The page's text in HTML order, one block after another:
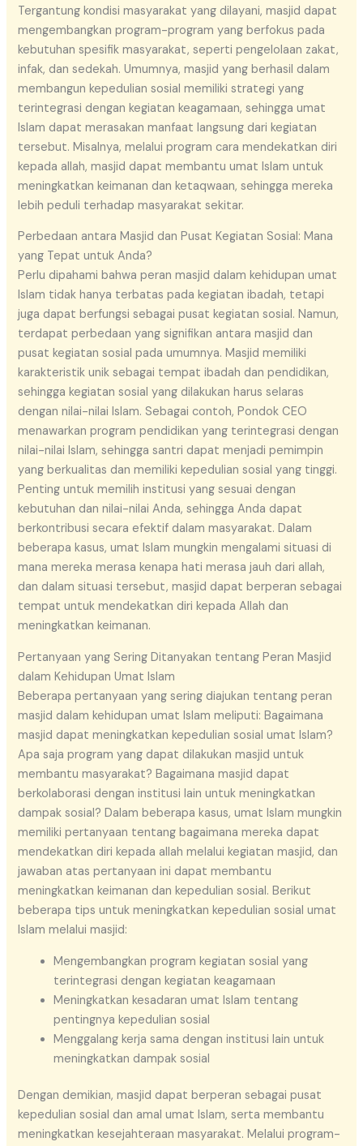
Tergantung kondisi masyarakat yang dilayani, masjid dapat
mengembangkan program-program yang berfokus pada
kebutuhan spesifik masyarakat, seperti pengelolaan zakat,
infak, dan sedekah. Umumnya, masjid yang berhasil dalam
membangun kepedulian sosial memiliki strategi yang
terintegrasi dengan kegiatan keagamaan, sehingga umat
Islam dapat merasakan manfaat langsung dari kegiatan
tersebut. Misalnya, melalui program cara mendekatkan diri
kepada allah, masjid dapat membantu umat Islam untuk
meningkatkan keimanan dan ketaqwaan, sehingga mereka
lebih peduli terhadap masyarakat sekitar.
Perbedaan antara Masjid dan Pusat Kegiatan Sosial: Mana
yang Tepat untuk Anda?
Perlu dipahami bahwa peran masjid dalam kehidupan umat
Islam tidak hanya terbatas pada kegiatan ibadah, tetapi
juga dapat berfungsi sebagai pusat kegiatan sosial. Namun,
terdapat perbedaan yang signifikan antara masjid dan
pusat kegiatan sosial pada umumnya. Masjid memiliki
karakteristik unik sebagai tempat ibadah dan pendidikan,
sehingga kegiatan sosial yang dilakukan harus selaras
dengan nilai-nilai Islam. Sebagai contoh, Pondok CEO
menawarkan program pendidikan yang terintegrasi dengan
nilai-nilai Islam, sehingga santri dapat menjadi pemimpin
yang berkualitas dan memiliki kepedulian sosial yang tinggi.
Penting untuk memilih institusi yang sesuai dengan
kebutuhan dan nilai-nilai Anda, sehingga Anda dapat
berkontribusi secara efektif dalam masyarakat. Dalam
beberapa kasus, umat Islam mungkin mengalami situasi di
mana mereka merasa kenapa hati merasa jauh dari allah,
dan dalam situasi tersebut, masjid dapat berperan sebagai
tempat untuk mendekatkan diri kepada Allah dan
meningkatkan keimanan.
Pertanyaan yang Sering Ditanyakan tentang Peran Masjid
dalam Kehidupan Umat Islam
Beberapa pertanyaan yang sering diajukan tentang peran
masjid dalam kehidupan umat Islam meliputi: Bagaimana
masjid dapat meningkatkan kepedulian sosial umat Islam?
Apa saja program yang dapat dilakukan masjid untuk
membantu masyarakat? Bagaimana masjid dapat
berkolaborasi dengan institusi lain untuk meningkatkan
dampak sosial? Dalam beberapa kasus, umat Islam mungkin
memiliki pertanyaan tentang bagaimana mereka dapat
mendekatkan diri kepada allah melalui kegiatan masjid, dan
jawaban atas pertanyaan ini dapat membantu
meningkatkan keimanan dan kepedulian sosial. Berikut
beberapa tips untuk meningkatkan kepedulian sosial umat
Islam melalui masjid:
Mengembangkan program kegiatan sosial yang
terintegrasi dengan kegiatan keagamaan
Meningkatkan kesadaran umat Islam tentang
pentingnya kepedulian sosial
Menggalang kerja sama dengan institusi lain untuk
meningkatkan dampak sosial
Dengan demikian, masjid dapat berperan sebagai pusat
kepedulian sosial dan amal umat Islam, serta membantu
meningkatkan kesejahteraan masyarakat. Melalui program-